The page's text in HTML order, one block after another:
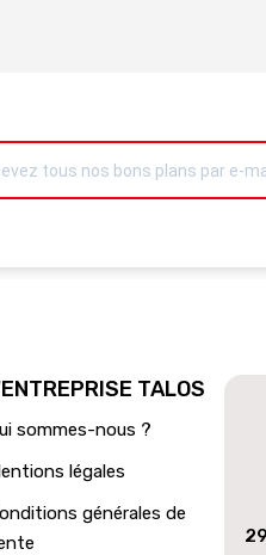
TALOS
sommes-nous ?
légales
générales de